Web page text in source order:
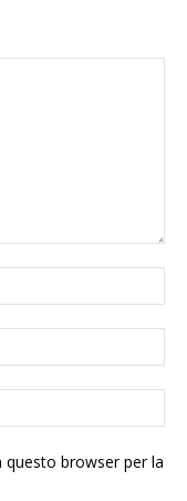
browser per la